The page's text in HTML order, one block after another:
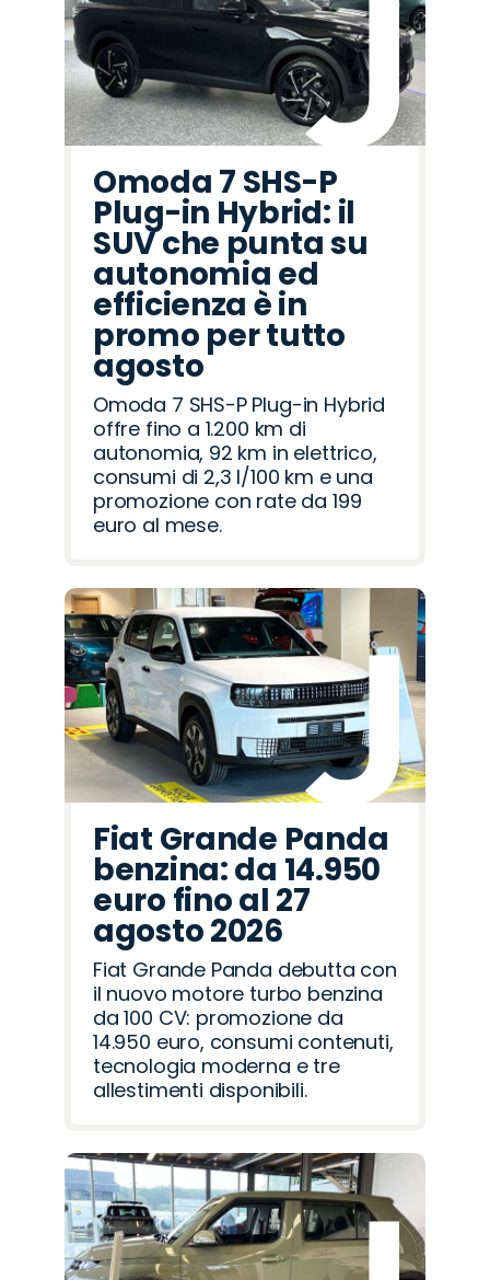
Omoda 7 SHS-P
Plug-in Hybrid: il
SUV che punta su
autonomia ed
efficienza è in
promo per tutto
agosto
Omoda 7 SHS-P Plug-in Hybrid
offre fino a 1.200 km di
autonomia, 92 km in elettrico,
consumi di 2,3 l/100 km e una
promozione con rate da 199
euro al mese.
Fiat Grande Panda
benzina: da 14.950
euro fino al 27
agosto 2026
Fiat Grande Panda debutta con
il nuovo motore turbo benzina
da 100 CV: promozione da
14.950 euro, consumi contenuti,
tecnologia moderna e tre
allestimenti disponibili.